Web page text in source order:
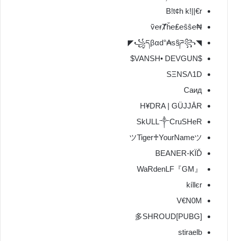
B!t¢h k!||€r
₦℮ṽ℮ɍȾȟ℮₤℮ŝŝ
◥꧁དβαd°₳s§ཌ꧂◤
$VANSH• DEVGUN$
SΞΝSΛ1D
Саид
H¥DRA | GÜJJĀR
SkULL༒CruSHeR
ツTiger♰YourNameツ
BEANER-KÏĎ
『GM』WaRdenLF
kíllєr
V€N0M
[PUBG]多SHROUD
stiraelb